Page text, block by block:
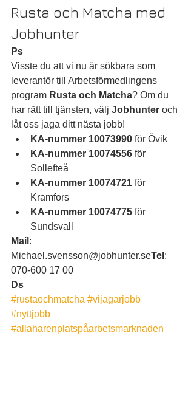
Rusta och Matcha med
Jobhunter
Ps
Visste du att vi nu är sökbara som
leverantör till Arbetsförmedlingens
program Rusta och Matcha? Om du
har rätt till tjänsten, välj Jobhunter och
låt oss jaga ditt nästa jobb!
KA-nummer 10073990 för Övik
KA-nummer 10074556 för
Sollefteå
KA-nummer 10074721 för
Kramfors
KA-nummer 10074775 för
Sundsvall
Mail :
Michael.svensson@jobhunter.seTel :
070-600 17 00
Ds
#rustaochmatcha #vijagarjobb
#nyttjobb
#allaharenplatspåarbetsmarknaden